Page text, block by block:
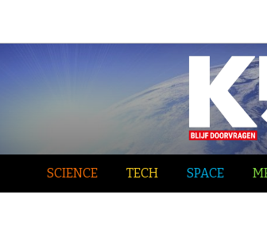
SCIENCE TECH SPACE